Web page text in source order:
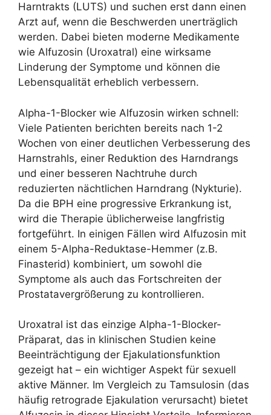
Harntrakts (LUTS) und suchen erst dann einen
Arzt auf, wenn die Beschwerden unerträglich
werden. Dabei bieten moderne Medikamente
wie Alfuzosin (Uroxatral) eine wirksame
Linderung der Symptome und können die
Lebensqualität erheblich verbessern.
Alpha-1-Blocker wie Alfuzosin wirken schnell:
Viele Patienten berichten bereits nach 1-2
Wochen von einer deutlichen Verbesserung des
Harnstrahls, einer Reduktion des Harndrangs
und einer besseren Nachtruhe durch
reduzierten nächtlichen Harndrang (Nykturie).
Da die BPH eine progressive Erkrankung ist,
wird die Therapie üblicherweise langfristig
fortgeführt. In einigen Fällen wird Alfuzosin mit
einem 5-Alpha-Reduktase-Hemmer (z.B.
Finasterid) kombiniert, um sowohl die
Symptome als auch das Fortschreiten der
Prostatavergrößerung zu kontrollieren.
Uroxatral ist das einzige Alpha-1-Blocker-
Präparat, das in klinischen Studien keine
Beeinträchtigung der Ejakulationsfunktion
gezeigt hat – ein wichtiger Aspekt für sexuell
aktive Männer. Im Vergleich zu Tamsulosin (das
häufig retrograde Ejakulation verursacht) bietet